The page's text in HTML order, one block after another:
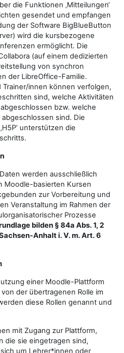
die Funktionen ‚Mitteilungen‘
gesendet und empfangen
der Software BigBlueButton
wird die kursbezogene
ermöglicht. Die
(auf einem dedizierten
von synchron
der LibreOffice-Familie.
innen können verfolgen,
sind, welche Aktivitäten
bzw. welche
sind. Die
unterstützen die
werden ausschließlich
Moodle-basierten Kursen
zur Vorbereitung und
Veranstaltung im Rahmen der
Prozesse
bilden § 84a Abs. 1, 2
Anhalt i. V. m. Art. 6
einer Moodle-Plattform
der übertragenen Rolle im
diese Rollen genannt und
mit Zugang zur Plattform,
die sie eingetragen sind,
um Lehrer*innen oder